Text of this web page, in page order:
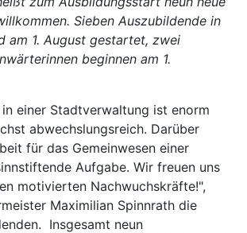
Sieben Auszubildende in
am 1. August gestartet, zwei
beginnen am 1.
einer Stadtverwaltung ist enorm
abwechslungsreich. Darüber
für das Gemeinwesen einer
Aufgabe. Wir freuen uns
motivierten Nachwuchskräfte!",
Maximilian Spinnrath die
Insgesamt neun